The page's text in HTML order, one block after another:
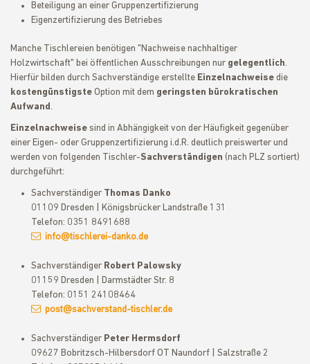
Beteiligung an einer Gruppenzertifizierung
Eigenzertifizierung des Betriebes
Manche Tischlereien benötigen "Nachweise nachhaltiger
Holzwirtschaft" bei öffentlichen Ausschreibungen nur gelegentlich.
Hierfür bilden durch Sachverständige erstellte Einzelnachweise die
kostengünstigste Option mit dem geringsten bürokratischen
Aufwand.
Einzelnachweise sind in Abhängigkeit von der Häufigkeit gegenüber
einer Eigen- oder Gruppenzertifizierung i.d.R. deutlich preiswerter und
werden von folgenden Tischler-Sachverständigen (nach PLZ sortiert)
durchgeführt:
Sachverständiger Thomas Danko
01109 Dresden | Königsbrücker Landstraße 131
Telefon: 0351 8491688
info@tischlerei-danko.de
Sachverständiger Robert Palowsky
01159 Dresden | Darmstädter Str. 8
Telefon: 0151 24108464
post@sachverstand-tischler.de
Sachverständiger Peter Hermsdorf
09627 Bobritzsch-Hilbersdorf OT Naundorf | Salzstraße 2